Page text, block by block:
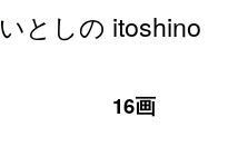
いとしの itoshino
16画